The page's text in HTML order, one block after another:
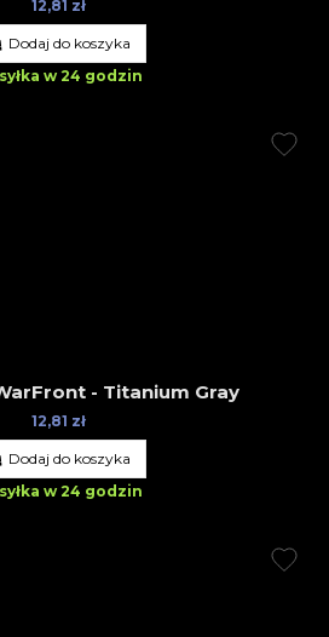
12,81 zł
Dodaj do koszyka
w 24 godzin
- Titanium Gray
12,81 zł
Dodaj do koszyka
w 24 godzin